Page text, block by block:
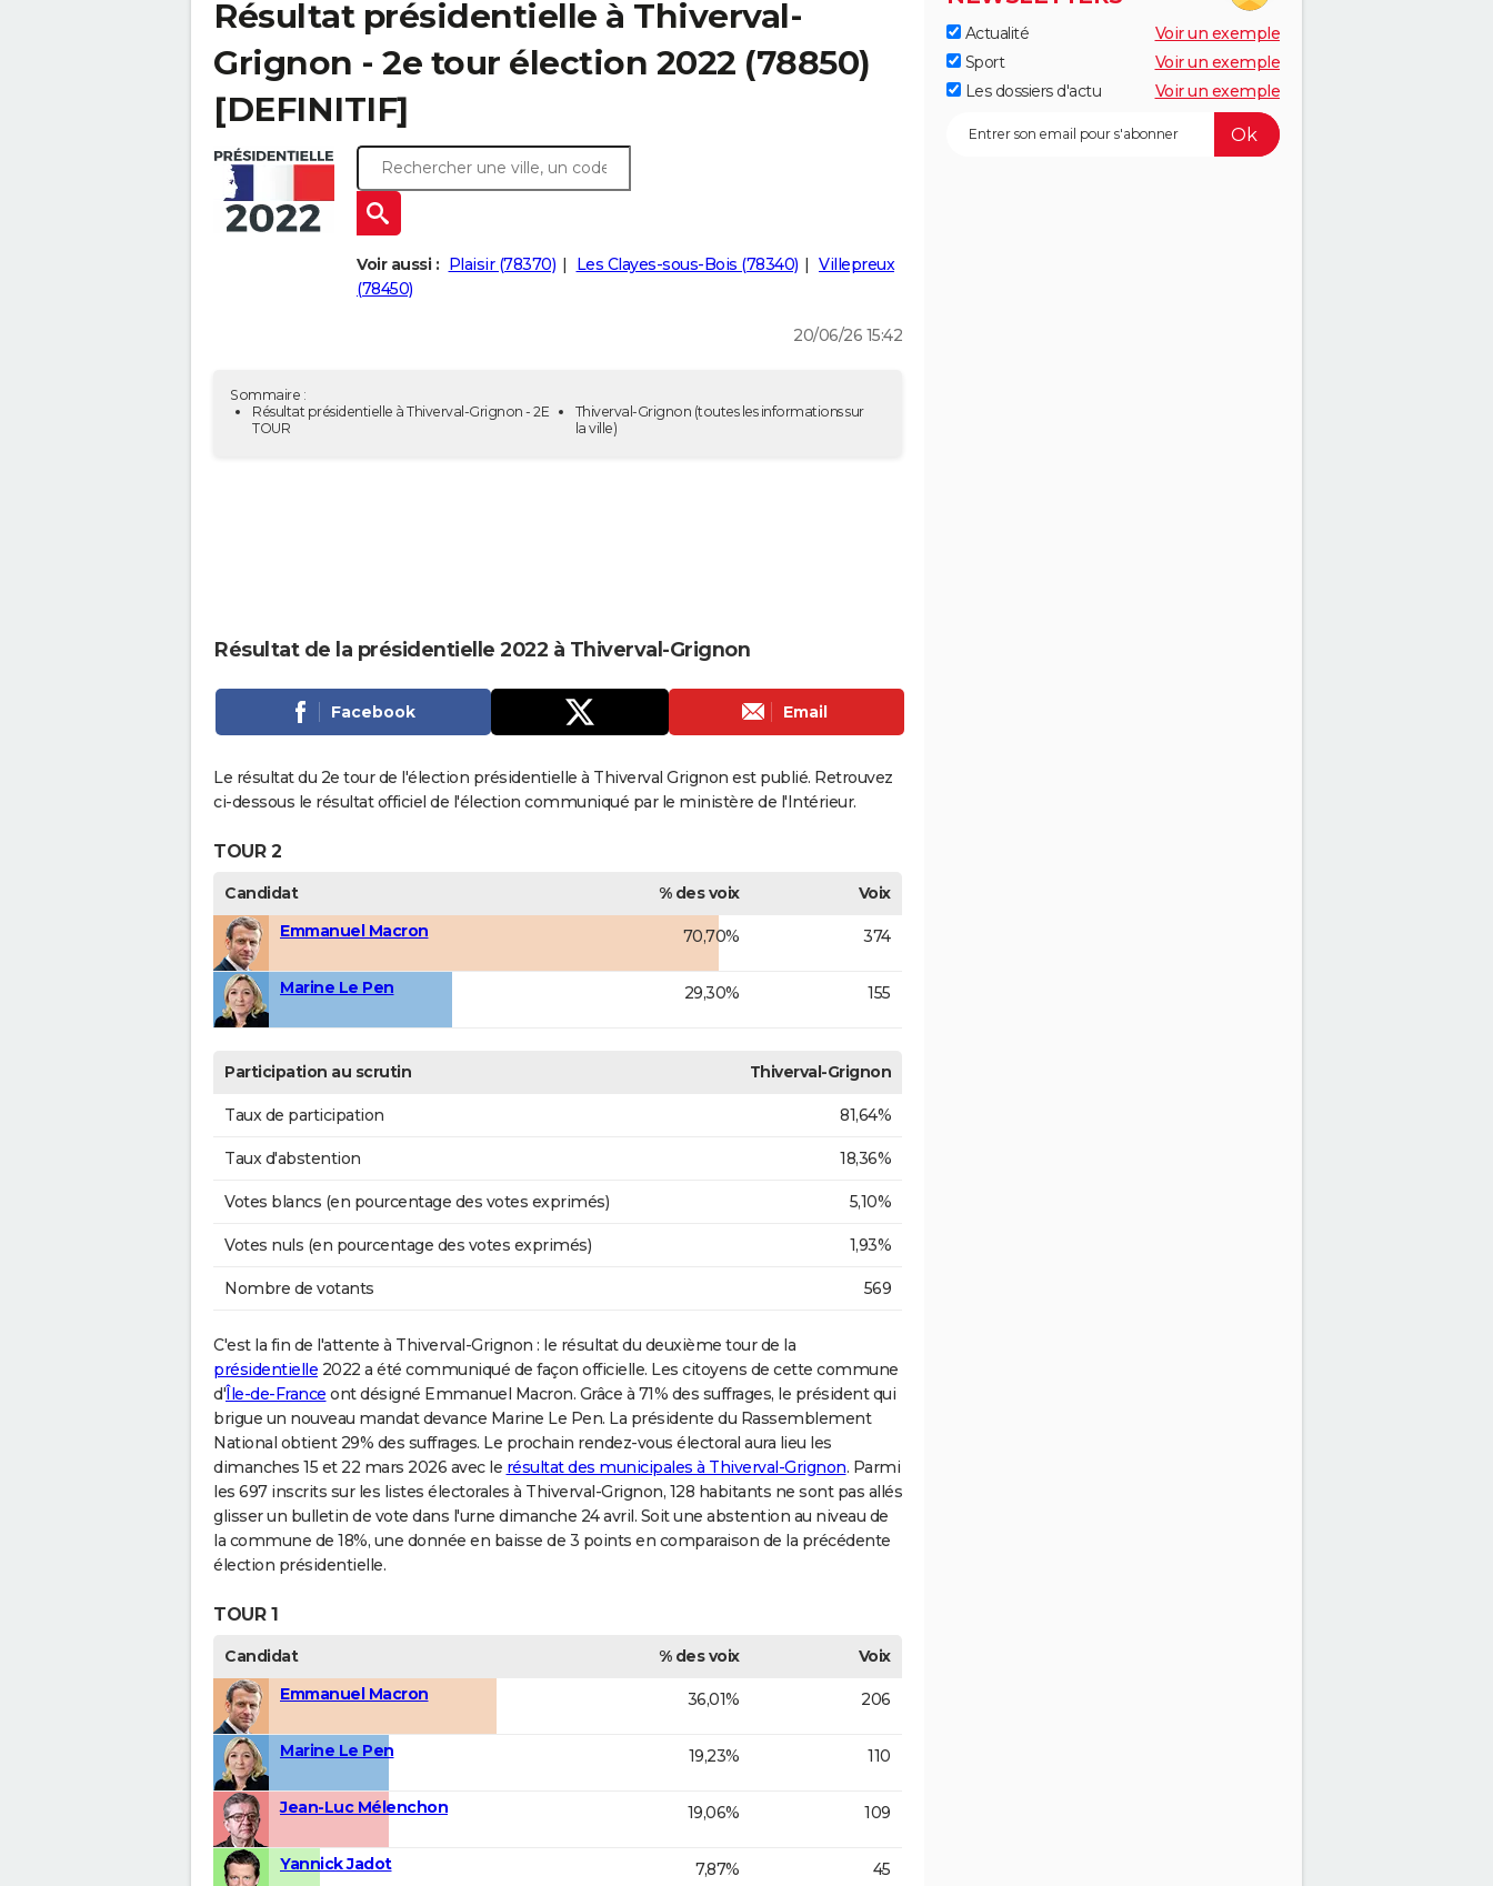
Résultat présidentielle à Thiverval-
Grignon - 2e tour élection 2022 (78850)
[DEFINITIF]
Voir aussi : Plaisir (78370) Les Clayes-sous-Bois (78340)
Villepreux
(78450)
20/06/26 15:42
Sommaire :
Résultat présidentielle à Thiverval-Grignon - 2E
TOUR
Thiverval-Grignon (toutes les informations sur
la ville)
Résultat de la présidentielle 2022 à Thiverval-Grignon
Facebook Email
Le résultat du 2e tour de l'élection présidentielle à Thiverval Grignon est publié. Retrouvez
ci-dessous le résultat officiel de l'élection communiqué par le ministère de l'Intérieur.
TOUR 2
Candidat % des voix
Voix
Emmanuel Macron
70,70% 374
Marine Le Pen 29,30% 155
Participation au scrutin Thiverval-Grignon
Taux de participation 81,64%
Taux d'abstention 18,36%
Votes blancs (en pourcentage des votes exprimés) 5,10%
Votes nuls (en pourcentage des votes exprimés) 1,93%
Nombre de votants 569
C'est la fin de l'attente à Thiverval-Grignon : le résultat du deuxième tour de la
présidentielle 2022 a été communiqué de façon officielle. Les citoyens de cette commune
d' Île-de-France ont désigné Emmanuel Macron. Grâce à 71% des suffrages, le président qui
brigue un nouveau mandat devance Marine Le Pen. La présidente du Rassemblement
National obtient 29% des suffrages. Le prochain rendez-vous électoral aura lieu les
dimanches 15 et 22 mars 2026 avec le résultat des municipales à Thiverval-Grignon. Parmi
les 697 inscrits sur les listes électorales à Thiverval-Grignon, 128 habitants ne sont pas allés
glisser un bulletin de vote dans l'urne dimanche 24 avril. Soit une abstention au niveau de
la commune de 18%, une donnée en baisse de 3 points en comparaison de la précédente
élection présidentielle.
TOUR 1
Candidat % des voix
Voix
Emmanuel Macron
36,01% 206
Marine Le Pen 19,23% 110
Jean-Luc Mélenchon 19,06% 109
Yannick Jadot 7,87% 45
Actualité
Voir un exemple
Sport
Voir un exemple
Les dossiers d'actu
Voir un exemple